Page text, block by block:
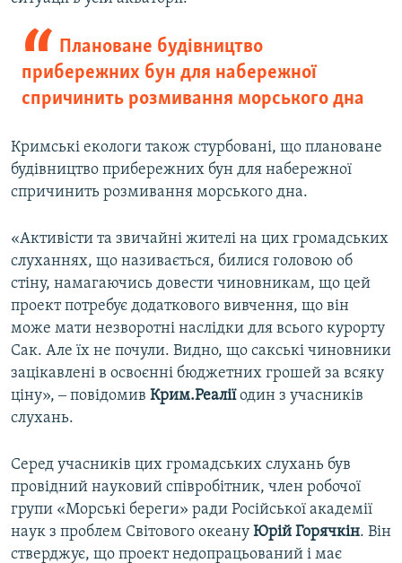
Плановане будівництво
прибережних бун для набережної
спричинить розмивання морського дна
Кримські екологи також стурбовані, що плановане
будівництво прибережних бун для набережної
спричинить розмивання морського дна.
«Активісти та звичайні жителі на цих громадських
слуханнях, що називається, билися головою об
стіну, намагаючись довести чиновникам, що цей
проект потребує додаткового вивчення, що він
може мати незворотні наслідки для всього курорту
Сак. Але їх не почули. Видно, що сакські чиновники
зацікавлені в освоєнні бюджетних грошей за всяку
ціну», ‒ повідомив Крим.Реаліїодин з учасників
слухань.
Серед учасників цих громадських слухань був
провідний науковий співробітник, член робочої
групи «Морські береги» ради Російської академії
наук з проблем Світового океану Юрій Горячкін. Він
стверджує, що проект недопрацьований і має